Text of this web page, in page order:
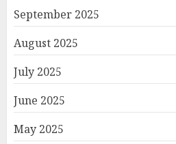
September 2025
August 2025
July 2025
June 2025
May 2025